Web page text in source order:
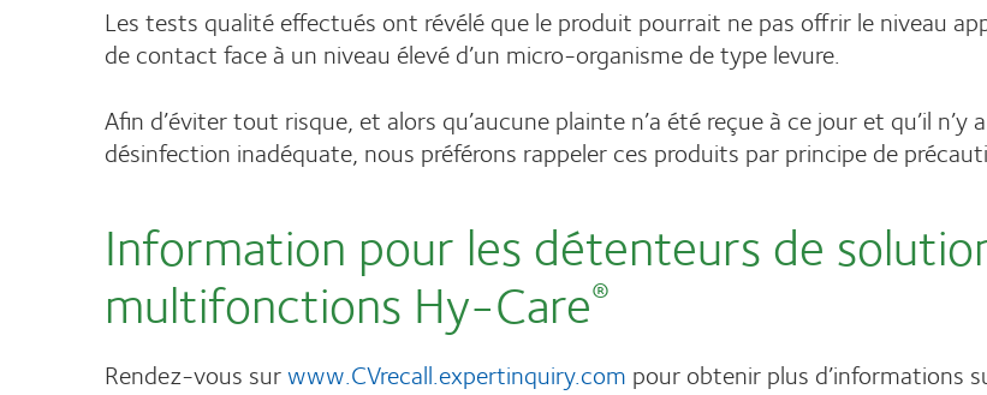
Les tests qualité effectués ont révélé que le produit pourrait ne pas offrir le niveau
de contact face à un niveau élevé d’un micro-organisme de type levure.
Afin d’éviter tout risque, et alors qu’aucune plainte n’a été reçue à ce jour et qu’il
désinfection inadéquate, nous préférons rappeler ces produits par principe de
Information pour les détenteurs de
multifonctions Hy-Care®
Rendez-vous surwww.CVrecall.expertinquiry.com pour obtenir plus d’informations